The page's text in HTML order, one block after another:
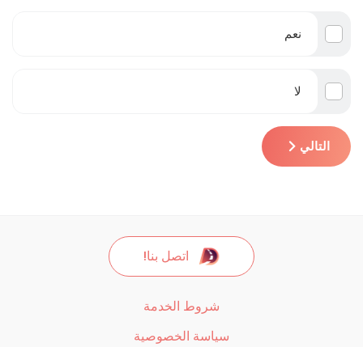
نعم
لا
التالي
اتصل بنا!
شروط الخدمة
سياسة الخصوصية